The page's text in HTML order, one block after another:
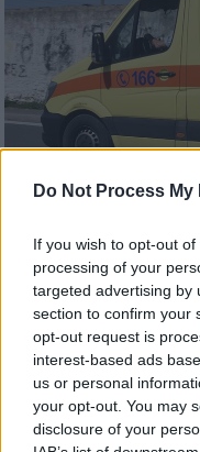
Do Not Process
If you wish to opt-out
processing of your
targeted advertising by
section to confirm your
opt-out request is
interest-based ads
us or personal
your opt-out. You may
disclosure of your
Ασθενοφόρο του ΕΚΑΒ
Τραγικόθάνατο
στην περιοχή
χτύπησε δυνατά
του.